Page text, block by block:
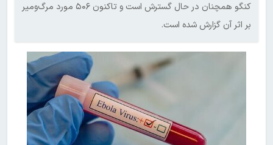
کنگو همچنان در حال گسترش است و تاکنون ۵۰۶ مورد مرگ‌ومیر
بر اثر آن گزارش شده است.